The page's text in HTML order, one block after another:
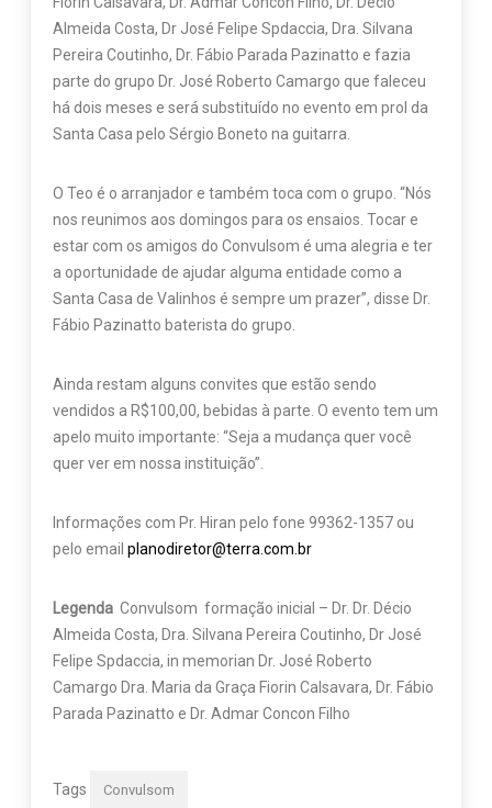
Almeida Costa, Dr José Felipe Spdaccia, Dra. Silvana
Pereira Coutinho, Dr. Fábio Parada Pazinatto e fazia
parte do grupo Dr. José Roberto Camargo que faleceu
há dois meses e será substituído no evento em prol da
Santa Casa pelo Sérgio Boneto na guitarra.
O Teo é o arranjador e também toca com o grupo. “Nós
nos reunimos aos domingos para os ensaios. Tocar e
estar com os amigos do Convulsom é uma alegria e ter
a oportunidade de ajudar alguma entidade como a
Santa Casa de Valinhos é sempre um prazer”, disse Dr.
Fábio Pazinatto baterista do grupo.
Ainda restam alguns convites que estão sendo
vendidos a R$100,00, bebidas à parte. O evento tem um
apelo muito importante: “Seja a mudança quer você
quer ver em nossa instituição”.
Informações com Pr. Hiran pelo fone 99362-1357 ou
pelo email planodiretor@terra.com.br
Legenda Convulsom formação inicial – Dr. Dr. Décio
Almeida Costa, Dra. Silvana Pereira Coutinho, Dr José
Felipe Spdaccia, in memorian Dr. José Roberto
Camargo Dra. Maria da Graça Fiorin Calsavara, Dr. Fábio
Parada Pazinatto e Dr. Admar Concon Filho
Tags Convulsom